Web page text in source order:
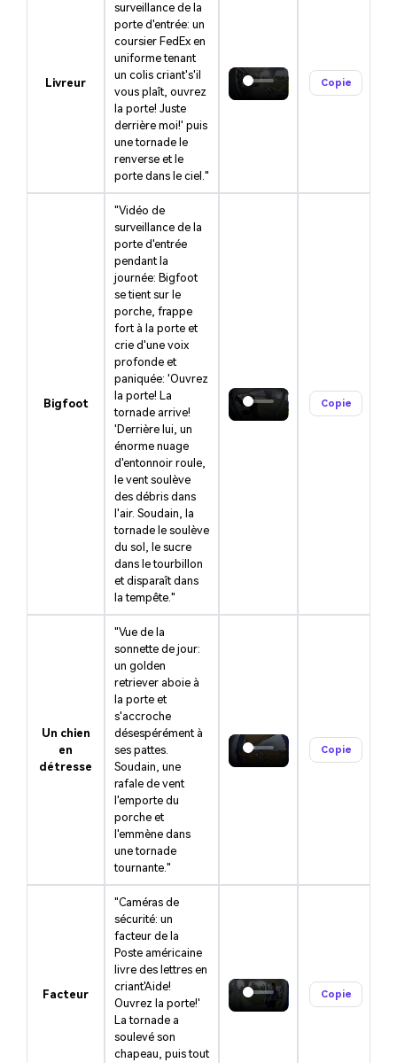
Livreur
surveillance de la
porte d'entrée: un
coursier FedEx en
uniforme tenant
un colis criant's'il
vous plaît, ouvrez
la porte! Juste
derrière moi!' puis
une tornade le
renverse et le
porte dans le ciel."
Copie
Bigfoot
"Vidéo de
surveillance de la
porte d'entrée
pendant la
journée: Bigfoot
se tient sur le
porche, frappe
fort à la porte et
crie d'une voix
profonde et
paniquée: 'Ouvrez
la porte! La
tornade arrive!
'Derrière lui, un
énorme nuage
d'entonnoir roule,
le vent soulève
des débris dans
l'air. Soudain, la
tornade le soulève
du sol, le sucre
dans le tourbillon
et disparaît dans
la tempête."
Copie
Un chien
en
détresse
"Vue de la
sonnette de jour:
un golden
retriever aboie à
la porte et
s'accroche
désespérément à
ses pattes.
Soudain, une
rafale de vent
l'emporte du
porche et
l'emmène dans
une tornade
tournante."
Copie
Facteur
"Caméras de
sécurité: un
facteur de la
Poste américaine
livre des lettres en
criant'Aide!
Ouvrez la porte!'
La tornade a
soulevé son
chapeau, puis tout
Copie